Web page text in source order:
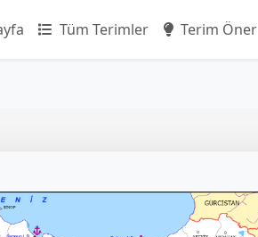
Tüm Terimler Terim Öner